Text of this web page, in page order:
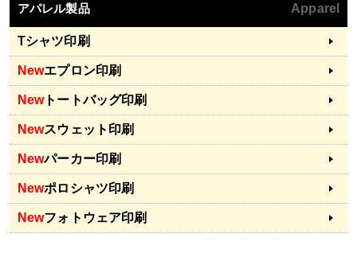
アパレル製品 Apparel
Tシャツ印刷
Newエプロン印刷
Newトートバッグ印刷
Newスウェット印刷
Newパーカー印刷
Newポロシャツ印刷
Newフォトウェア印刷